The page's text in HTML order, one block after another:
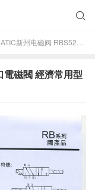

州电磁阀 RBS5202 五方口電磁閥 經濟常用型
磁閥 經濟常用型